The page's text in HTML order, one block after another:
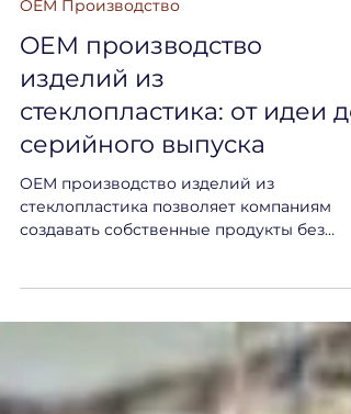
3 мин. чтения
OEM Производство
OEM производство
изделий из
стеклопластика: от идеи до
серийного выпуска
стеклопластика позволяет компаниям
инвестиций в производственные
мощности. Узнайте, как работает этот